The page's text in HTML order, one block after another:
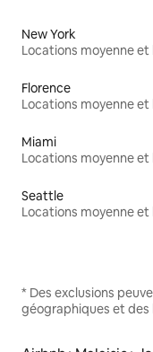
New York
Florence
Miami
Seattle
* Des exclusions
géographiques et des